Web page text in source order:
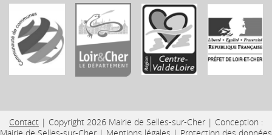
Contact | Copyright 2026 Mairie de Selles-sur-Cher | Conception :
Mairie de Selles-sur-Cher | Mentions légales | Protection des données